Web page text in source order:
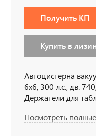
Получить КП
Купить в
Автоцистерна
6х6, 300 л.с., дв.
Держатели для
отключения массы
Посмотреть